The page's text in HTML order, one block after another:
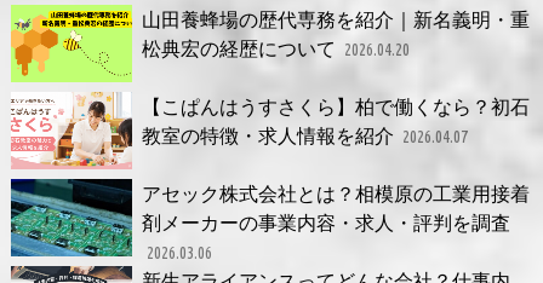
山田養蜂場の歴代専務を紹介｜新名義明・重
松典宏の経歴について
2026.04.20
【こぱんはうすさくら】柏で働くなら？初石
教室の特徴・求人情報を紹介 2026.04.07
アセック株式会社とは？相模原の工業用接着
剤メーカーの事業内容・求人・評判を調査
2026.03.06